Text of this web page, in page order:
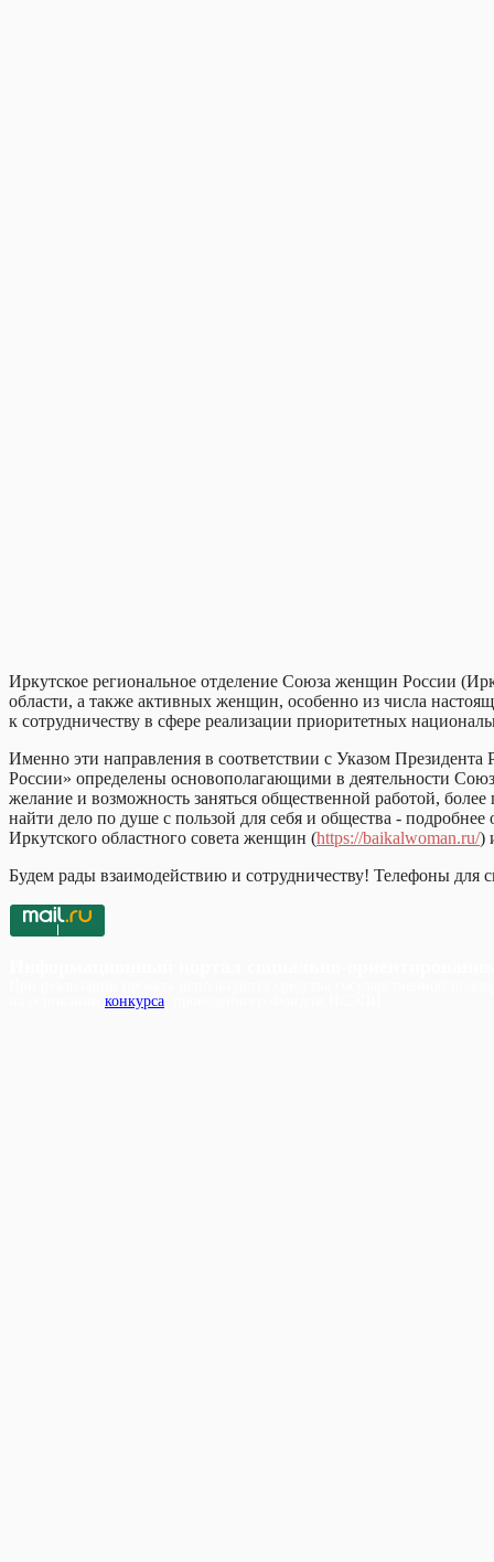
Иркутское региональное отделение Союза женщин России
области, а также активных женщин, особенно из числа
к сотрудничеству в сфере реализации приоритетных
Именно эти направления в соответствии с Указом
России» определены основополагающими в деятельности
желание и возможность заняться общественной работой,
найти дело по душе с пользой для себя и общества -
Иркутского областного совета женщин (https://baikalwoman.ru/)
Будем рады взаимодействию и сотрудничеству! Телефоны для
конкурса